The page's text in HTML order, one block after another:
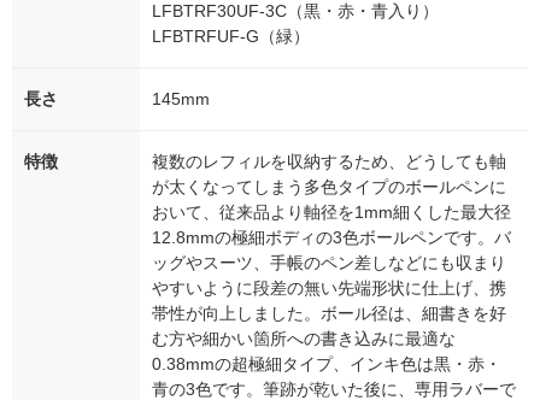
LFBTRF30UF-3C（黒・赤・青入り）
LFBTRFUF-G（緑）
長さ 145mm
特徴
複数のレフィルを収納するため、どうしても軸
が太くなってしまう多色タイプのボールペンに
おいて、従来品より軸径を1mm細くした最大径
12.8mmの極細ボディの3色ボールペンです。バ
ッグやスーツ、手帳のペン差しなどにも収まり
やすいように段差の無い先端形状に仕上げ、携
帯性が向上しました。ボール径は、細書きを好
む方や細かい箇所への書き込みに最適な
0.38mmの超極細タイプ、インキ色は黒・赤・
青の3色です。筆跡が乾いた後に、専用ラバーで